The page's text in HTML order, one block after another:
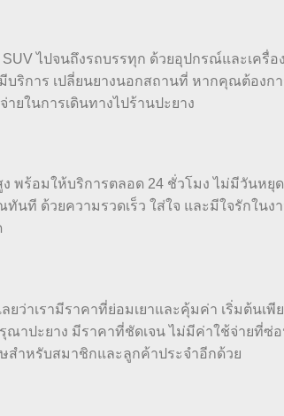
ไปจนถึงรถบรรทุก ด้วยอุปกรณ์และเครื่
ริการ เปลี่ยนยางนอกสถานที่ หากคุณต้องกา
ยในการเดินทางไปร้านปะยาง
พร้อมให้บริการตลอด 24 ชั่วโมง ไม่มีวันหยุด
ที ด้วยความรวดเร็ว ใส่ใจ และมีใจรักในง
ว่าเรามีราคาที่ย่อมเยาและคุ้มค่า เริ่มต้นเพี
ณาปะยาง มีราคาที่ชัดเจน ไม่มีค่าใช้จ่ายที่ซ่
ษสำหรับสมาชิกและลูกค้าประจำอีกด้วย